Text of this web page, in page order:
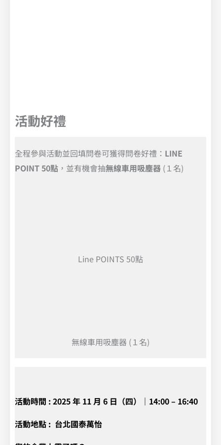
活動好禮
全程參與活動並回填問卷可獲得問卷好禮： LINE
POINT 50點 ，並有機會抽無線車用吸塵器 (１名)
Line POINTS 50點
無線車用吸塵器 (１名)
活動時間 : 2025 年 11 月 6 日（四）｜14:00 – 16:40
活動地點 : 台北國泰萬怡